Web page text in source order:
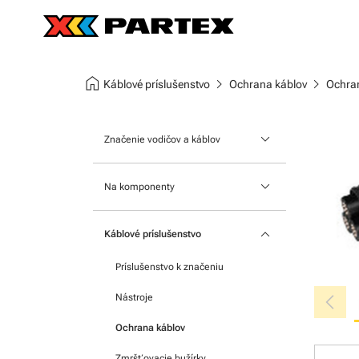
home Káblové príslušenstvo chevron_right Ochrana káblovchevron_right
Značenie vodičov a káblov keyboard_arrow_down
Nacvakávacie návlečky
Teplom zmrštiteľnej bužírky
Na komponenty keyboard_arrow_down
Káblové príslušenstvo keyboard_arrow_down
Príslušenstvo k značeniu
Nástroje
Ochrana káblov
chevron_left